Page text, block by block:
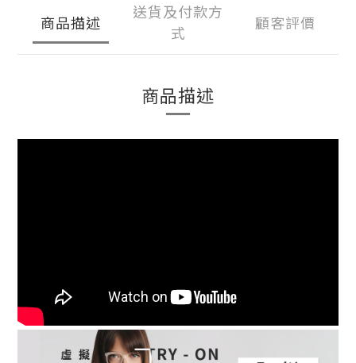
商品描述
送貨及付款方
式
顧客評價
商品描述